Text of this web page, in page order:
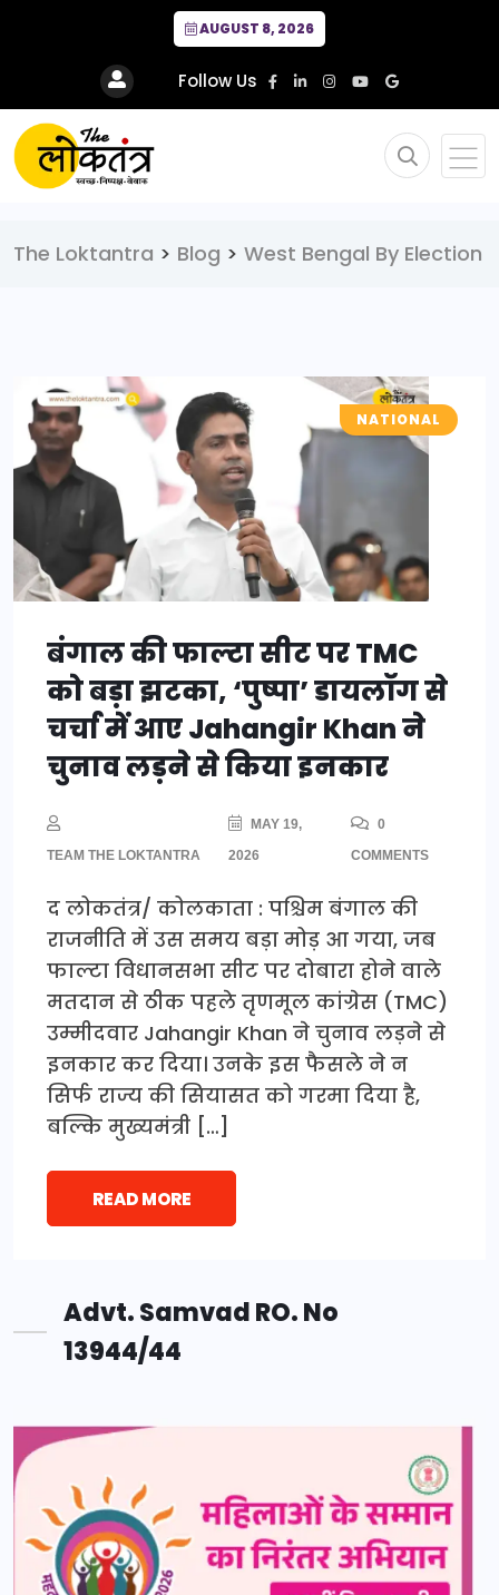
AUGUST 8, 2026
Follow Us
The Loktantra > Blog > West Bengal By Election
NATIONAL
बंगाल की फाल्टा सीट पर TMC
को बड़ा झटका, ‘पुष्पा’ डायलॉग से
चर्चा में आए Jahangir Khan ने
चुनाव लड़ने से किया इनकार
TEAM THE LOKTANTRA
MAY 19,
2026
0
COMMENTS
द लोकतंत्र/ कोलकाता : पश्चिम बंगाल की
राजनीति में उस समय बड़ा मोड़ आ गया, जब
फाल्टा विधानसभा सीट पर दोबारा होने वाले
मतदान से ठीक पहले तृणमूल कांग्रेस (TMC)
उम्मीदवार Jahangir Khan ने चुनाव लड़ने से
इनकार कर दिया। उनके इस फैसले ने न
सिर्फ राज्य की सियासत को गरमा दिया है,
बल्कि मुख्यमंत्री […]
READ MORE
Advt. Samvad RO. No
13944/44